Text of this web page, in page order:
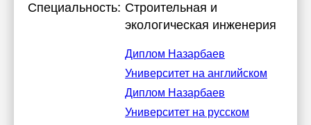
Специальность: Строительная и
экологическая инженерия
Диплом Назарбаев
Университет на английском
Диплом Назарбаев
Университет на русском